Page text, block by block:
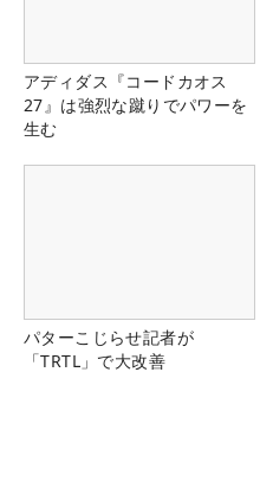
アディダス『コードカオス
27』は強烈な蹴りでパワーを
生む
パターこじらせ記者が
「TRTL」で大改善